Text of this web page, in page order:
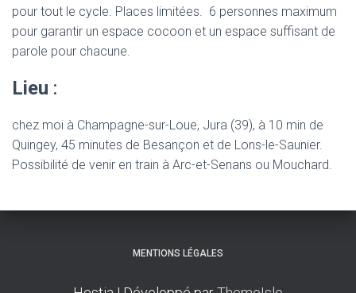
pour tout le cycle. Places limitées. 6 personnes maximum
pour garantir un espace cocoon et un espace suffisant de
parole pour chacune.
Lieu :
chez moi à Champagne-sur-Loue, Jura (39), à 10 min de
Quingey, 45 minutes de Besançon et de Lons-le-Saunier.
Possibilité de venir en train à Arc-et-Senans ou Mouchard.
MENTIONS LÉGALES